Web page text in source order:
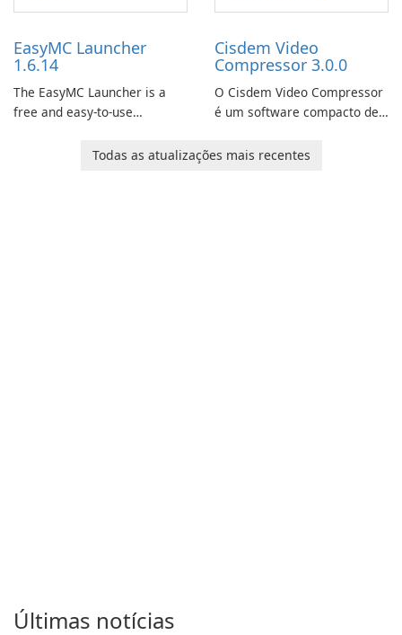
users to easily design 3D
captivating animated scenes.
EasyMC Launcher
1.6.14
The EasyMC Launcher is a
free and easy-to-use
developed by EasyMC. It
Cisdem Video
Compressor 3.0.0
O Cisdem Video Compressor
é um software compacto de
Mac. Ele permite que os
Todas as atualizações mais recentes
Últimas notícias